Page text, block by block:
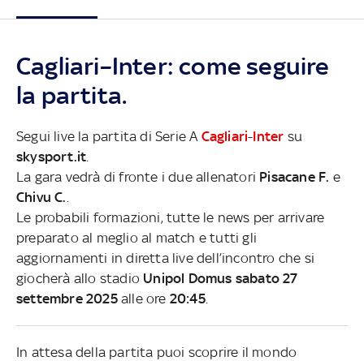
Cagliari–Inter: come seguire
la partita.
Segui live la partita di Serie A Cagliari-Inter su
skysport.it
La gara vedrà di fronte i due allenatori Pisacane F. e
Chivu C.
Le probabili formazioni, tutte le news per arrivare
preparato al meglio al match e tutti gli
aggiornamenti in diretta live dell’incontro che si
giocherà allo stadio Unipol Domus sabato 27
settembre 2025alle ore 20:45.
In attesa della partita puoi scoprire il mondo